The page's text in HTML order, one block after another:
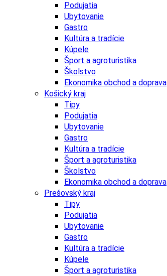
Podujatia
Ubytovanie
Gastro
Kultúra a tradície
Kúpele
Šport a agroturistika
Školstvo
Ekonomika obchod a doprava
Košický kraj
Tipy
Podujatia
Ubytovanie
Gastro
Kultúra a tradície
Šport a agroturistika
Školstvo
Ekonomika obchod a doprava
Prešovský kraj
Tipy
Podujatia
Ubytovanie
Gastro
Kultúra a tradície
Kúpele
Šport a agroturistika